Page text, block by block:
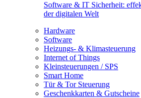
Software & IT Sicherheit:
der digitalen Welt
Hardware
Software
Heizungs- & Klimasteuerung
Internet of Things
Kleinsteuerungen / SPS
Smart Home
Tür & Tor Steuerung
Geschenkkarten & Gutscheine